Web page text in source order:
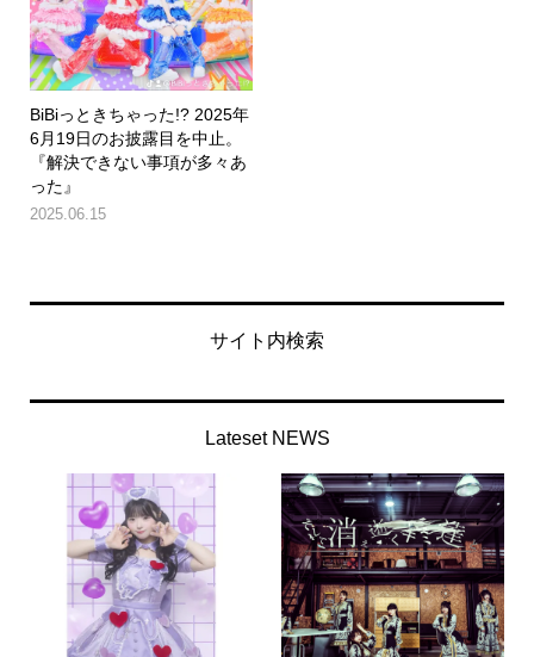
BiBiっときちゃった!? 2025年
6月19日のお披露目を中止。
『解決できない事項が多々あ
った』
2025.06.15
サイト内検索
Lateset NEWS